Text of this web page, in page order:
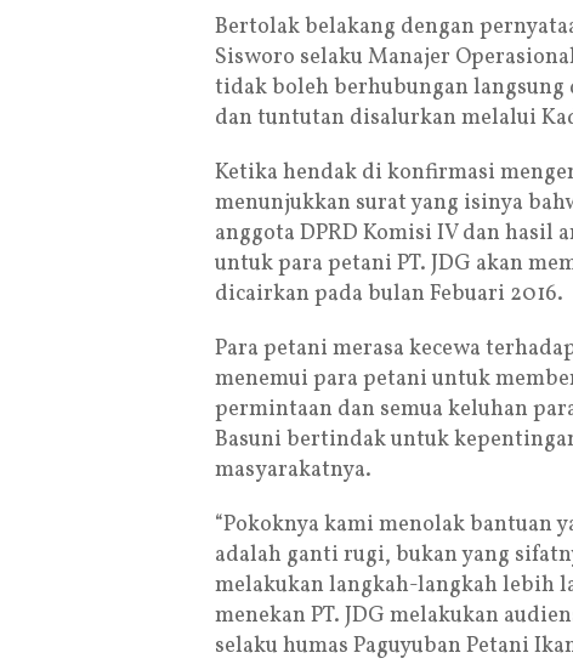
Bertolak belakang dengan
Sisworo selaku Manajer
tidak boleh berhubungan langsung
dan tuntutan disalurkan melalui
Ketika hendak di konfirmasi
menunjukkan surat yang isinya
anggota DPRD Komisi IV dan hasil
untuk para petani PT. JDG akan
dicairkan pada bulan Febuari 2016.
Para petani merasa kecewa
menemui para petani untuk
permintaan dan semua keluhan
Basuni bertindak untuk
masyarakatnya.
“Pokoknya kami menolak bantuan
adalah ganti rugi, bukan yang
melakukan langkah-langkah lebih
menekan PT. JDG melakukan
selaku humas Paguyuban Petani